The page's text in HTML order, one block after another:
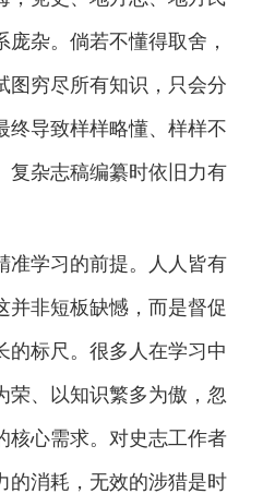
杂。倘若不懂得取舍，
图穷尽所有知识，只会分
终导致样样略懂、样样不
复杂志稿编纂时依旧力有
准学习的前提。人人皆有
并非短板缺憾，而是督促
的标尺。很多人在学习中
荣、以知识繁多为傲，忽
核心需求。对史志工作者
的消耗，无效的涉猎是时